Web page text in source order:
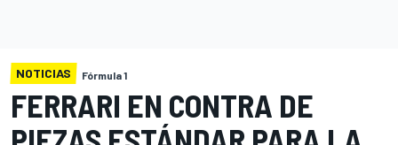
NOTICIAS Fórmula 1
FERRARI EN CONTRA DE